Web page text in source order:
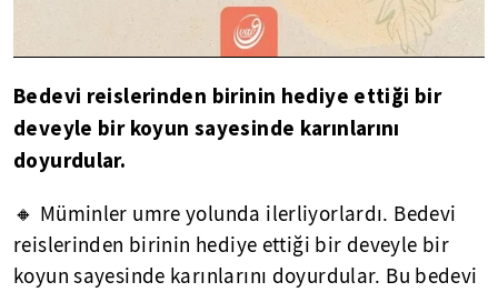
Bedevi reislerinden birinin hediye ettiği bir
deveyle bir koyun sayesinde karınlarını
doyurdular.
🔸 Müminler umre yolunda ilerliyorlardı. Bedevi
reislerinden birinin hediye ettiği bir deveyle bir
koyun sayesinde karınlarını doyurdular. Bu bedevi